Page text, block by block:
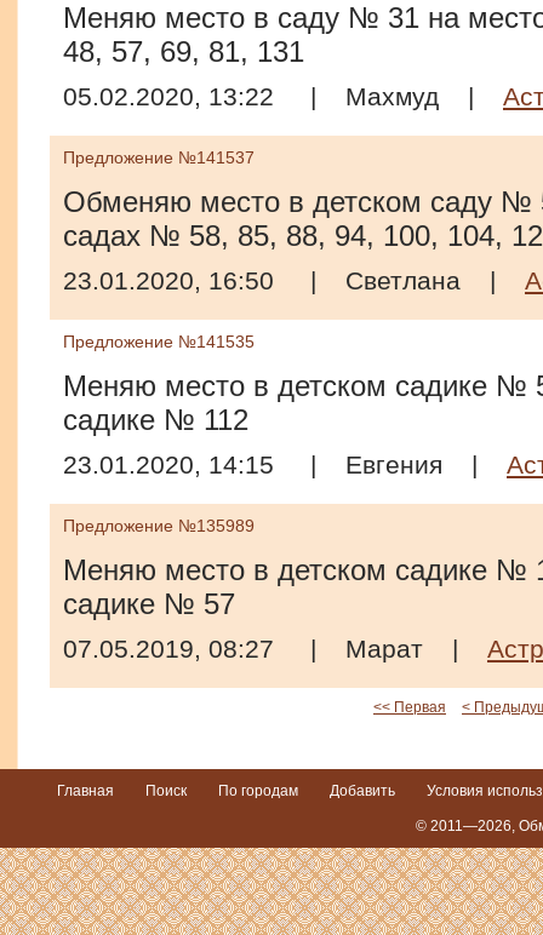
Меняю место в саду № 31 на
48, 57, 69, 81, 131
05.02.2020, 13:22 | Махмуд |
Предложение №141537
Обменяю место в детском саду №
садах № 58, 85, 88, 94, 100, 104,
23.01.2020, 16:50 | Светлана |
Предложение №141535
Меняю место в детском садике №
садике № 112
23.01.2020, 14:15 | Евгения |
Предложение №135989
Меняю место в детском садике №
садике № 57
07.05.2019, 08:27 | Марат |
<< Первая <
Главная Поиск По городам Добавить Условия
© 2011—2026,